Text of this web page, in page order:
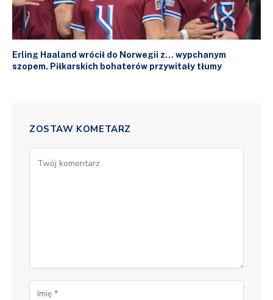
Erling Haaland wrócił do Norwegii z… wypchanym
szopem. Piłkarskich bohaterów przywitały tłumy
ZOSTAW KOMETARZ